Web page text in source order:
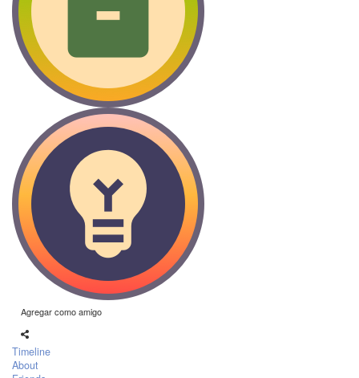
Agregar como amigo
Timeline
About